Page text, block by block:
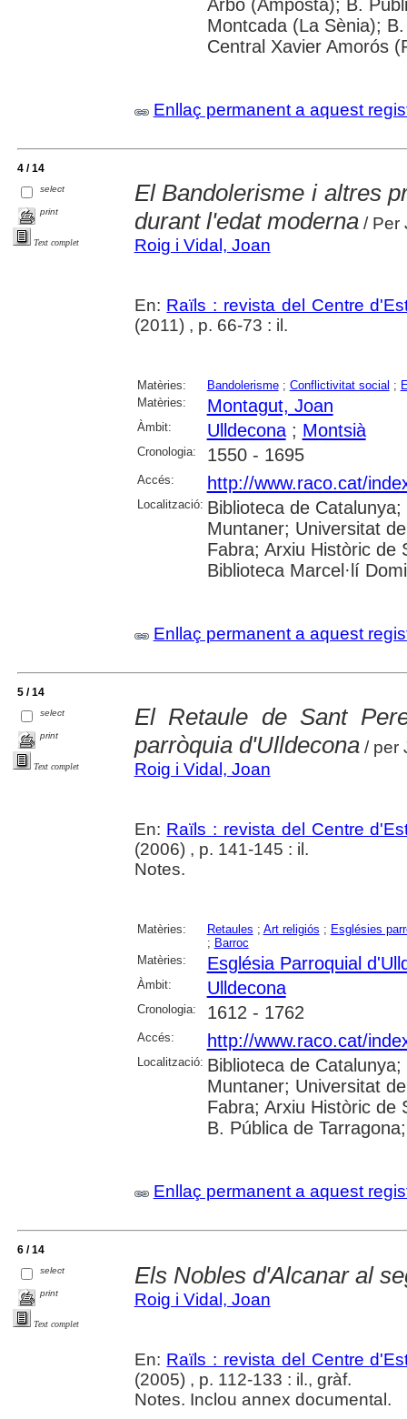
Arbó (Amposta); B.
Montcada (La Sènia);
Central Xavier Amorós
Enllaç permanent a aquest
4 / 14
select
print
Text complet
El Bandolerisme i altres
durant l'edat moderna/ Per
Roig i Vidal, Joan
En: Raïls : revista del Centre
(2011) , p. 66-73 : il.
Matèries: Bandolerisme; Conflictivitat social ;
Matèries:
Montagut, Joan
Àmbit: Ulldecona; Montsià
Cronologia: 1550 - 1695
Accés: http://www.raco.cat/
Localització: Biblioteca de
Muntaner; Universitat
Fabra; Arxiu Històric de
Biblioteca Marcel·lí
Enllaç permanent a aquest
5 / 14
select
print
Text complet
El Retaule de Sant
parròquia d'Ulldecona/ per
Roig i Vidal, Joan
En: Raïls : revista del Centre
(2006) , p. 141-145 : il.
Notes.
Matèries: Retaules ; Art religiós ; Esglésies
; Barroc
Matèries:
Església Parroquial
Àmbit: Ulldecona
Cronologia: 1612 - 1762
Accés: http://www.raco.cat/
Localització: Biblioteca de
Muntaner; Universitat
Fabra; Arxiu Històric de
B. Pública de
Enllaç permanent a aquest
6 / 14
select
print
Text complet
Els Nobles d'Alcanar al
Roig i Vidal, Joan
En: Raïls : revista del Centre
(2005) , p. 112-133 : il., gràf.
Notes. Inclou annex documental.